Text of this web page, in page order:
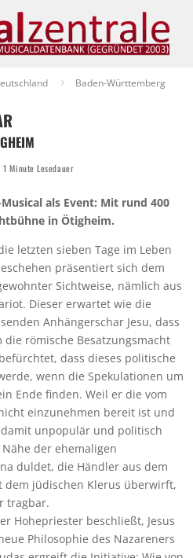
Baden-Württemberg
1 Minute Lesedauer
als Event: Mit rund 400
in Ötigheim.
letzten sieben Tage im Leben
präsentiert sich dem
Sichtweise, nämlich aus
Dieser erwartet wie die
Anhängerschar Jesu, dass
römische Besatzungsmacht
dass dieses politische
wenn die Spekulationen um
Ende finden. Weil er die vom
einzunehmen bereit ist und
unpopulär und politisch
der ehemaligen
duldet, die Händler aus dem
jüdischen Klerus überwirft,
tragbar.
Hohepriester beschließt, Jesus
Philosophie des Nazareners